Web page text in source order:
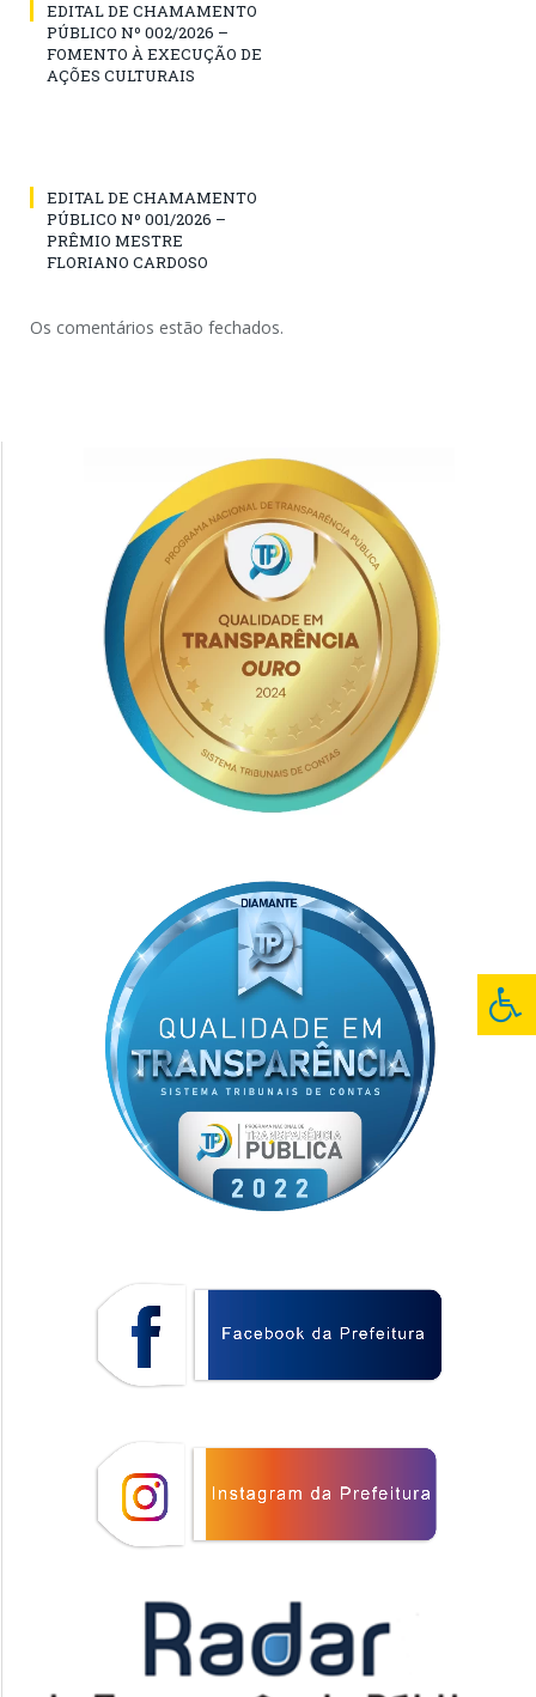
EDITAL DE CHAMAMENTO
PÚBLICO Nº 002/2026 –
FOMENTO À EXECUÇÃO DE
AÇÕES CULTURAIS
EDITAL DE CHAMAMENTO
PÚBLICO Nº 001/2026 –
PRÊMIO MESTRE
FLORIANO CARDOSO
Os comentários estão fechados.